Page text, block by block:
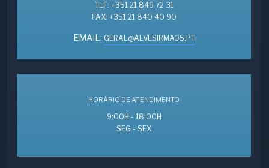
TLF: +351 21 849 72 31
FAX: +351 21 840 40 90
EMAIL: GERAL@ALVESIRMAOS.PT
HORÁRIO DE ATENDIMENTO
9:00H - 18:00H
SEG - SEX